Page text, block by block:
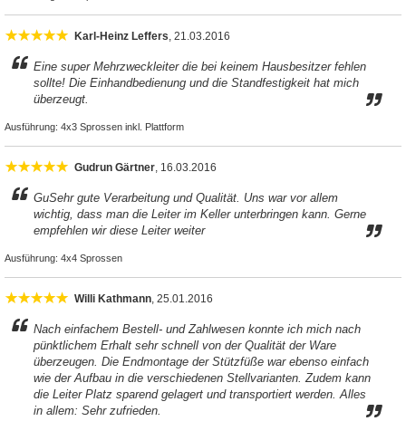
Karl-Heinz Leffers, 21.03.2016
Eine super Mehrzweckleiter die bei keinem Hausbesitzer fehlen
sollte! Die Einhandbedienung und die Standfestigkeit hat mich
überzeugt.
Ausführung: 4x3 Sprossen inkl. Plattform
Gudrun Gärtner, 16.03.2016
GuSehr gute Verarbeitung und Qualität. Uns war vor allem
wichtig, dass man die Leiter im Keller unterbringen kann. Gerne
empfehlen wir diese Leiter weiter
Ausführung: 4x4 Sprossen
Willi Kathmann, 25.01.2016
Nach einfachem Bestell- und Zahlwesen konnte ich mich nach
pünktlichem Erhalt sehr schnell von der Qualität der Ware
überzeugen. Die Endmontage der Stützfüße war ebenso einfach
wie der Aufbau in die verschiedenen Stellvarianten. Zudem kann
die Leiter Platz sparend gelagert und transportiert werden. Alles
in allem: Sehr zufrieden.